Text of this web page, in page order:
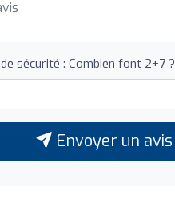
sécurité : Combien font 2+7 ?
Envoyer un avis